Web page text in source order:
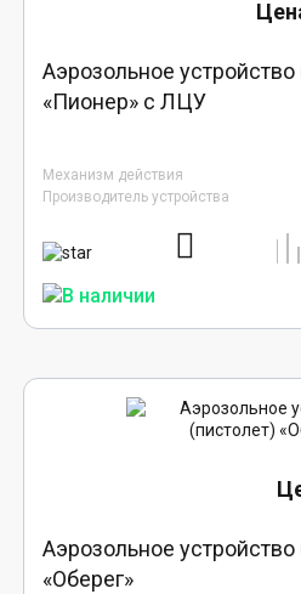
Аэрозольное устройство
«Пионер» с ЛЦУ
Механизм действия
Производитель устройства
Аэрозольное устройство
«Оберег»